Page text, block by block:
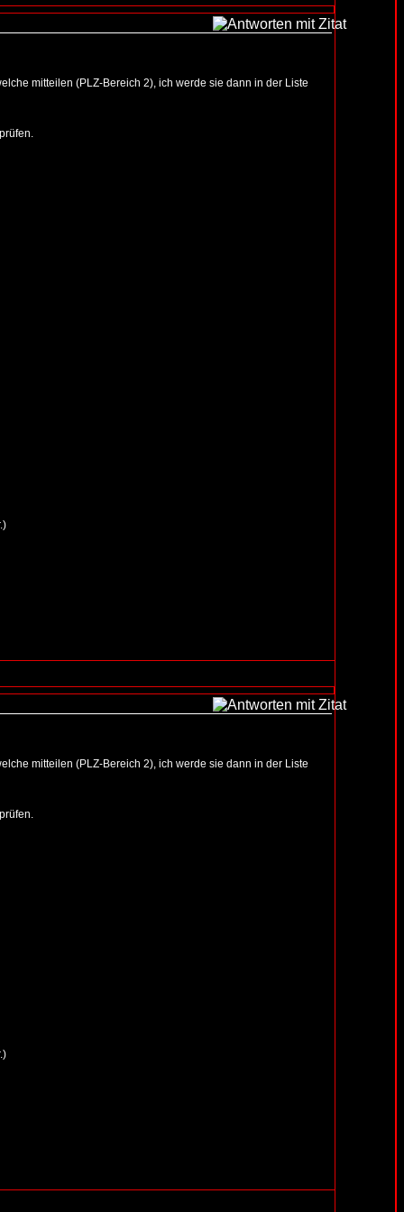
mitteilen (PLZ-Bereich 2), ich werde sie dann in der Liste
mitteilen (PLZ-Bereich 2), ich werde sie dann in der Liste